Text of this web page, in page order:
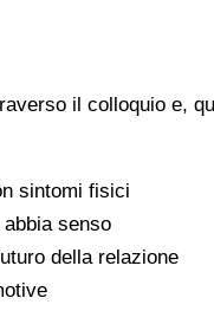
il colloquio e,
sintomi fisici
senso
della relazione